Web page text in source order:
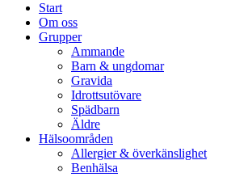
Start
Om oss
Grupper
Ammande
Barn & ungdomar
Gravida
Idrottsutövare
Spädbarn
Äldre
Hälsoområden
Allergier & överkänslighet
Benhälsa